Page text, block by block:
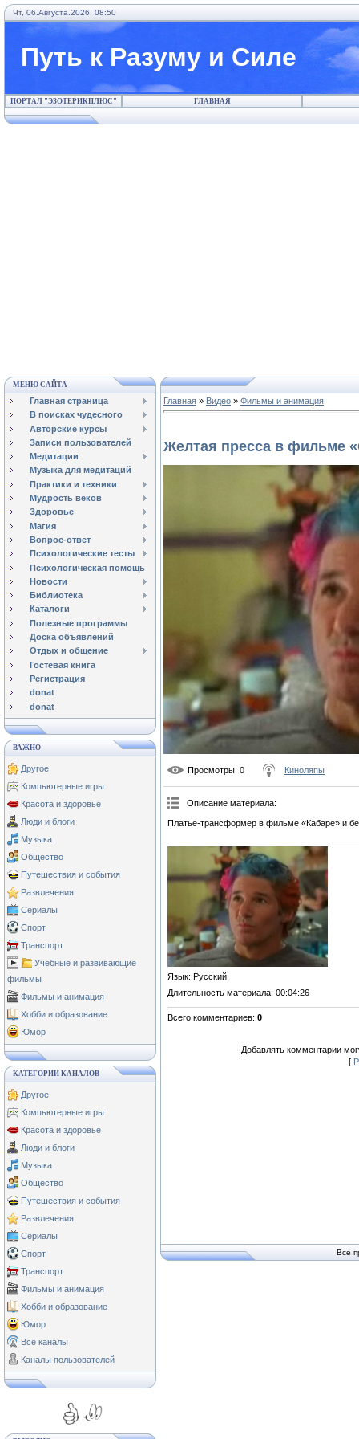
Чт, 06.Августа.2026, 08:50
Путь к Разуму и Силе
ПОРТАЛ "ЭЗОТЕРИКПЛЮС" ГЛАВНАЯ
МЕНЮ САЙТА
Главная страница
В поисках чудесного
Авторские курсы
Записи пользователей
Медитации
Музыка для медитаций
Практики и техники
Мудрость веков
Здоровье
Магия
Вопрос-ответ
Психологические тесты
Психологическая помощь
Новости
Библиотека
Каталоги
Полезные программы
Доска объявлений
Отдых и общение
Гостевая книга
Регистрация
donat
donat
ВАЖНО
Другое
Компьютерные игры
Красота и здоровье
Люди и блоги
Музыка
Общество
Путешествия и события
Развлечения
Сериалы
Спорт
Транспорт
Учебные и развивающие
фильмы
Фильмы и анимация
Хобби и образование
Юмор
КАТЕГОРИИ КАНАЛОВ
Другое
Компьютерные игры
Красота и здоровье
Люди и блоги
Музыка
Общество
Путешествия и события
Развлечения
Сериалы
Спорт
Транспорт
Фильмы и анимация
Хобби и образование
Юмор
Все каналы
Каналы пользователей
Главная » Видео » Фильмы и анимация
Желтая пресса в фильме
Просмотры: 0 Киноляпы
Описание материала:
Платье-трансформер в фильме «Кабаре» и
Язык: Русский
Длительность материала: 00:04:26
Всего комментариев: 0
Добавлять комментарии
[
Все